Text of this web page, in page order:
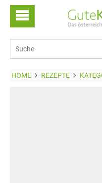
HOME REZEPTE